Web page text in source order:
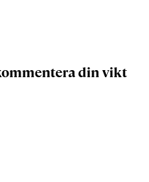
din vikt